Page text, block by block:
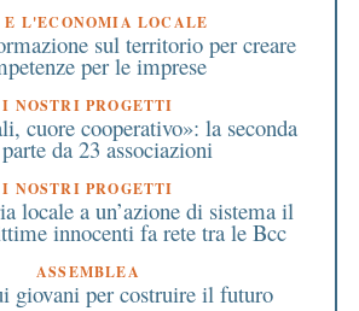
E L'ECONOMIA LOCALE
sul territorio per creare
per le imprese
I NOSTRI PROGETTI
cuore cooperativo»: la seconda
da 23 associazioni
I NOSTRI PROGETTI
locale a un’azione di sistema il
innocenti fa rete tra le Bcc
ASSEMBLEA
giovani per costruire il futuro